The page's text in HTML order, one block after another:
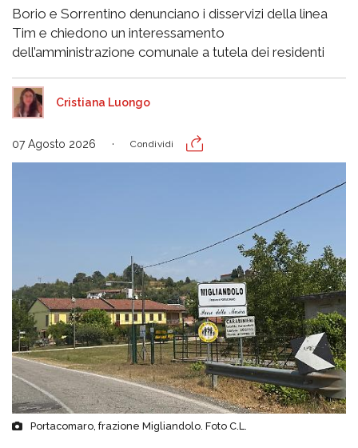
Borio e Sorrentino denunciano i disservizi della linea
Tim e chiedono un interessamento
dell’amministrazione comunale a tutela dei residenti
Cristiana Luongo
07 Agosto 2026 Condividi
Portacomaro, frazione Migliandolo. Foto C.L.